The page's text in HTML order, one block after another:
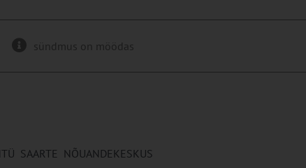
sündmus on möödas
SAARTE NÕUANDEKESKUS